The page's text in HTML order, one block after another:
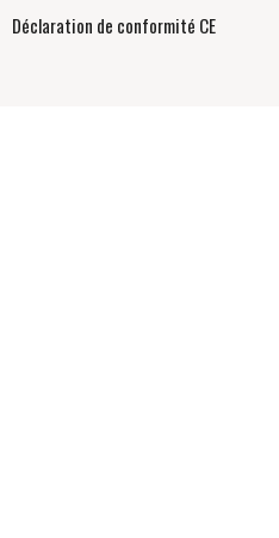
Déclaration de conformité CE